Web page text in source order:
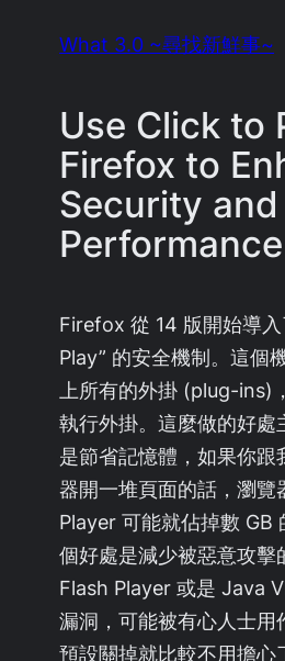
What 3.0 ~尋找新鮮事~
Use Click to
Firefox to
Security and
Performance
Firefox 從 14 版開始導
Play” 的安全機制。這個
上所有的外掛 (plug-ins)
執行外掛。這麼做的好處
是節省記憶體，如果你跟
器開一堆頁面的話，瀏覽
Player 可能就佔掉數 GB
個好處是減少被惡意攻擊
Flash Player 或是 Java
漏洞，可能被有心人士用
預設關掉就比較不用擔心